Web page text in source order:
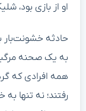
او از بازی بود،
حادثه خشونت‌بار
به یک صحنه
همه افرادی که
رفتند؛ نه تنها